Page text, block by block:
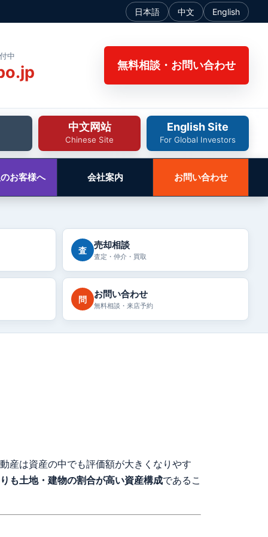
日本語 中文 English
中
無料相談・お問い合わせ
中文网站
Chinese Site
English Site
For Global Investors
お客様へ 会社案内 お問い合わせ
査 売却相談
査定・仲介・買取
問 お問い合わせ
無料相談・来店予約
産は資産の中でも評価額が大きくなりやす
も土地・建物の割合が高い資産構成であるこ